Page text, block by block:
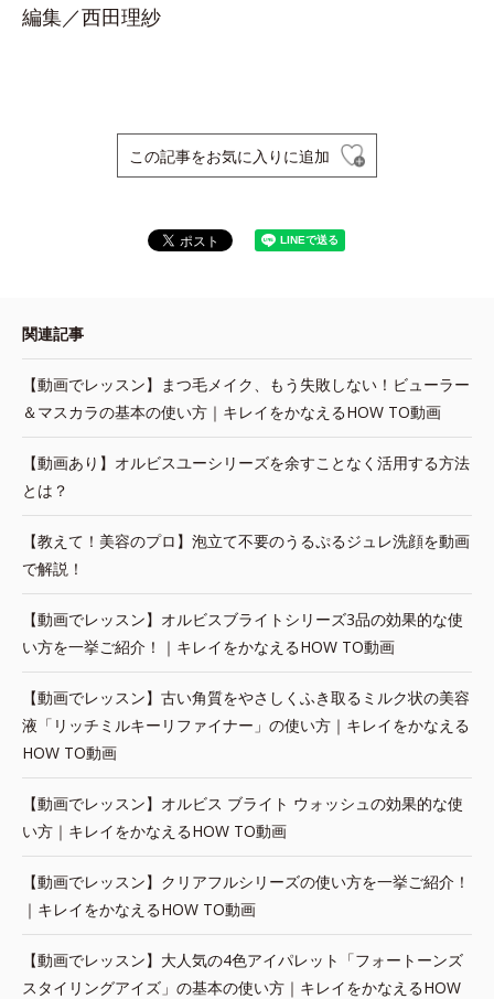
編集／西田理紗
この記事をお気に入りに追加
関連記事
【動画でレッスン】まつ毛メイク、もう失敗しない！ビューラー
＆マスカラの基本の使い方｜キレイをかなえるHOW TO動画
【動画あり】オルビスユーシリーズを余すことなく活用する方法
とは？
【教えて！美容のプロ】泡立て不要のうるぷるジュレ洗顔を動画
で解説！
【動画でレッスン】オルビスブライトシリーズ3品の効果的な使
い方を一挙ご紹介！｜キレイをかなえるHOW TO動画
【動画でレッスン】古い角質をやさしくふき取るミルク状の美容
液「リッチミルキーリファイナー」の使い方｜キレイをかなえる
HOW TO動画
【動画でレッスン】オルビス ブライト ウォッシュの効果的な使
い方｜キレイをかなえるHOW TO動画
【動画でレッスン】クリアフルシリーズの使い方を一挙ご紹介！
｜キレイをかなえるHOW TO動画
【動画でレッスン】大人気の4色アイパレット「フォートーンズ
スタイリングアイズ」の基本の使い方｜キレイをかなえるHOW